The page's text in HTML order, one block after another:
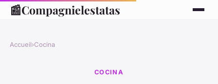
📰Compagnielestatas
Accueil›Cocina
COCINA